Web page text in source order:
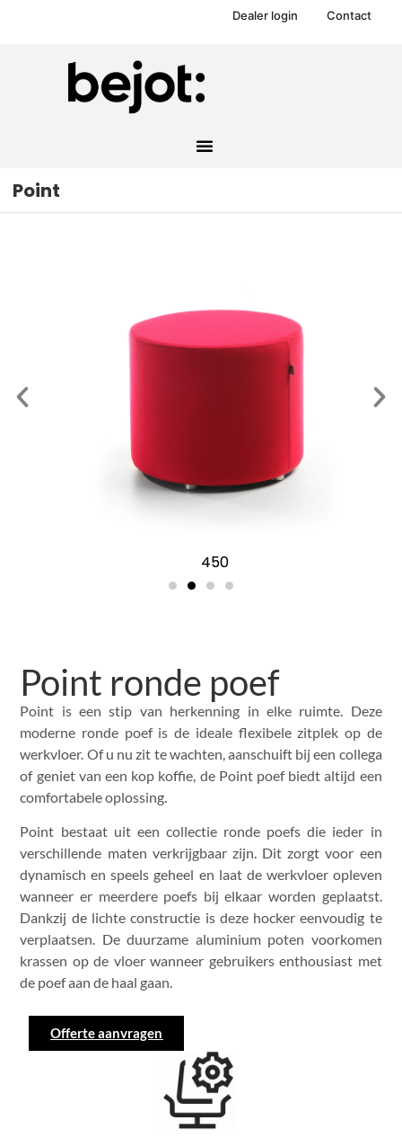
Dealer login Contact
Point
450
Point ronde poef
Point is een stip van herkenning in elke ruimte. Deze
moderne ronde poef is de ideale flexibele zitplek op de
werkvloer. Of u nu zit te wachten, aanschuift bij een collega
of geniet van een kop koffie, de Point poef biedt altijd een
comfortabele oplossing.
Point bestaat uit een collectie ronde poefs die ieder in
verschillende maten verkrijgbaar zijn. Dit zorgt voor een
dynamisch en speels geheel en laat de werkvloer opleven
wanneer er meerdere poefs bij elkaar worden geplaatst.
Dankzij de lichte constructie is deze hocker eenvoudig te
verplaatsen. De duurzame aluminium poten voorkomen
krassen op de vloer wanneer gebruikers enthousiast met
de poef aan de haal gaan.
Offerte aanvragen